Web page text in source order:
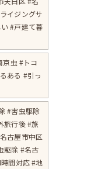
イジングサ
#戸建て暮
京虫 #トコ
ある #引っ
#害虫駆除
旅行後 #旅
古屋市中区
駆除 #名古
間対応 #地